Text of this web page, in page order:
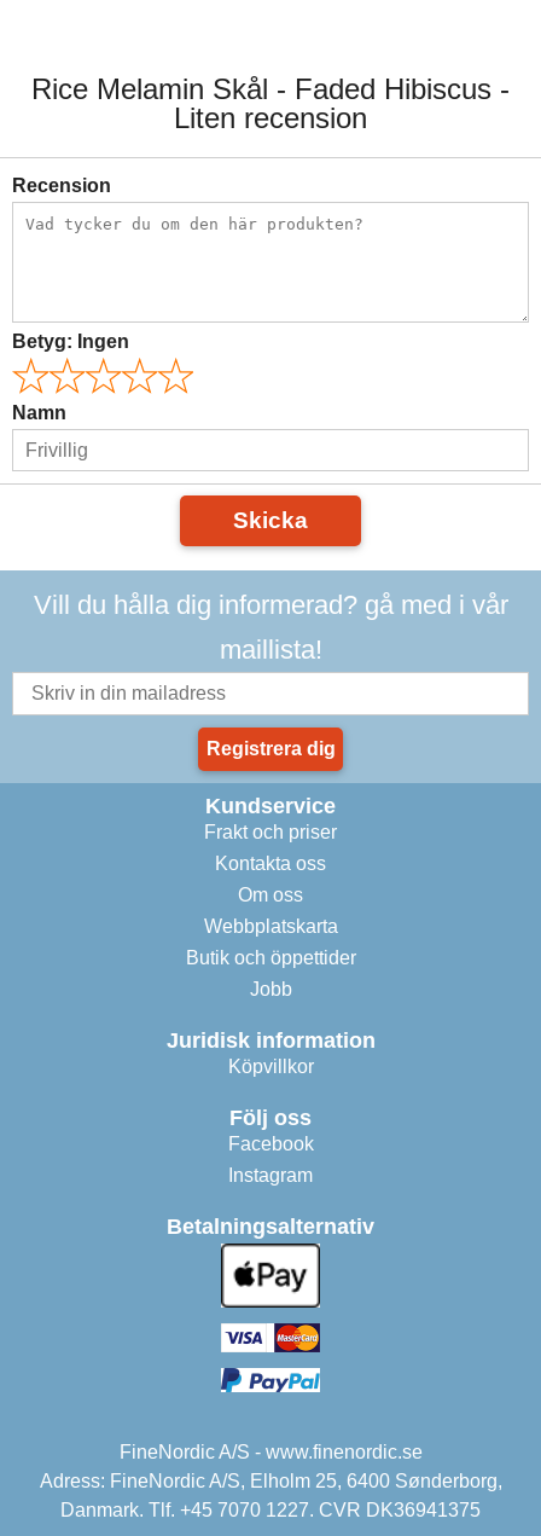
Rice Melamin Skål - Faded Hibiscus -
Liten recension
Recension
Betyg: Ingen
Namn
Skicka
Vill du hålla dig informerad? gå med i vår
maillista!
Registrera dig
Kundservice
Frakt och priser
Kontakta oss
Om oss
Webbplatskarta
Butik och öppettider
Jobb
Juridisk information
Köpvillkor
Följ oss
Facebook
Instagram
Betalningsalternativ
FineNordic A/S - www.finenordic.se
Adress: FineNordic A/S, Elholm 25, 6400 Sønderborg,
Danmark. Tlf. +45 7070 1227. CVR DK36941375